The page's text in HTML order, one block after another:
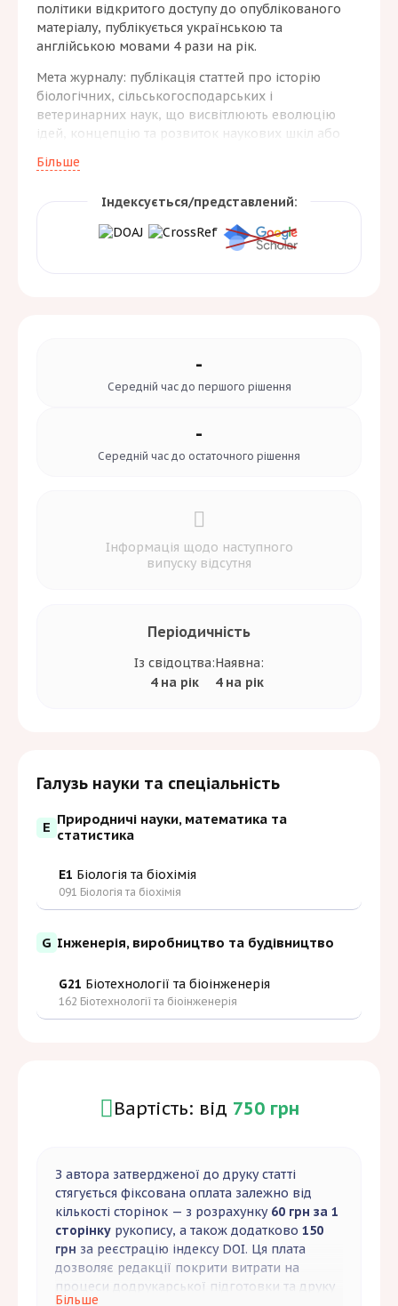
політики відкритого доступу до опублікованого
матеріалу, публікується українською та
англійською мовами 4 рази на рік.
Мета журналу: публікація статтей про історію
біологічних, сільськогосподарських і
ветеринарних наук, що висвітлюють еволюцію
ідей, концепцію та розвиток наукових шкіл або
Більше
Індексується/представлений:
Галузь науки та спеціальність
E Природничі науки, математика та
статистика
E1 Біологія та біохімія
091 Біологія та біохімія
G Інженерія, виробництво та будівництво
G21 Біотехнології та біоінженерія
162 Біотехнології та біоінженерія
Вартість: від 750 грн
З автора затвердженої до друку статті
стягується фіксована оплата залежно від
кількості сторінок — з розрахунку 60 грн за 1
сторінку рукопису, а також додатково 150
грн за реєстрацію індексу DOI. Ця плата
дозволяє редакції покрити витрати на
процеси додрукарської підготовки та друку
Більше
-
Середній час до першого рішення
-
Середній час до остаточного рішення
Інформація щодо наступного
випуску відсутня
Періодичність
Із свідоцтва:
4 на рік
Наявна:
4 на рік